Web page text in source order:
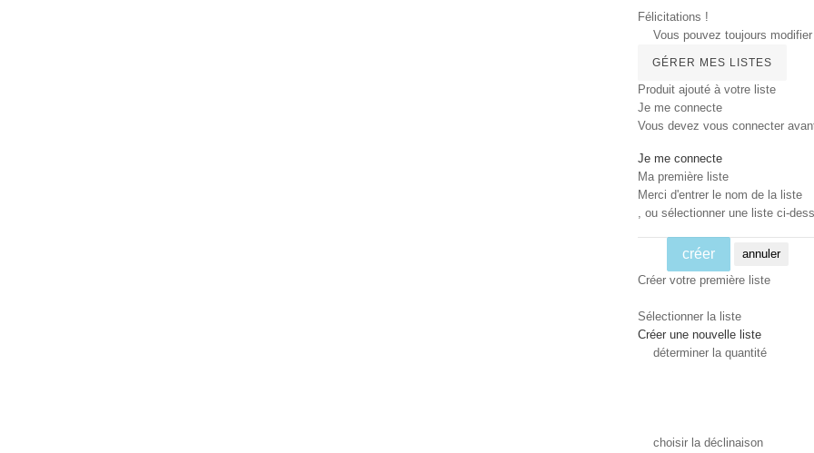
Félicitations !
Vous pouvez toujours
GÉRER MES LISTES
Produit ajouté à votre liste
Je me connecte
Vous devez vous connecter
Je me connecte
Ma première liste
Merci d'entrer le nom de la liste
, ou sélectionner une liste ci-
créer
annuler
Créer votre première liste
Sélectionner la liste
Créer une nouvelle liste
déterminer la quantité
choisir la déclinaison